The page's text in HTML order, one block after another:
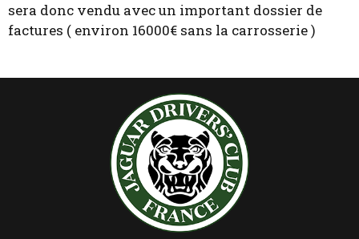
sera donc vendu avec un important dossier de
factures ( environ 16000€ sans la carrosserie )